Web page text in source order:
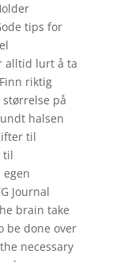
tips for
alltid lurt å ta
riktig
på
halsen
til
til
Journal
brain take
be done over
necessary